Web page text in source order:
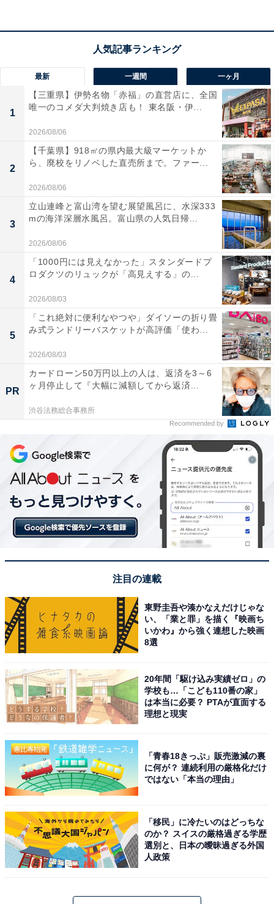
老舗ブランドのエースならではの堅牢なボディは、上品
なアイボリーのカラーリングとクラシカルなリブデザイ
ン。普段の旅行やビジネス出張をよりスマートに彩って
[エース] スーツケース フレットボードの口コミは？
[エース] スーツケース フレットボードには以下のような
口コミが寄せられています。
キャスターストッパーが本当に便利で、電車移動の
ときに手でずっと押さえ続ける必要がなくなって凄
双輪キャスターの動きが滑らかで静かなので、早朝
や夜間のアスファルトでも周囲を気にせずスムーズ
に歩けます
アイボリーの色合いがオシャレで上品なので旅行中
の気分が上がりますし、中の仕切りも使いやすくて
大満足です
移動中の快適さや優れた機能性を兼ね備えたケースを探
している人や、信頼できる国内ブランドで長く愛用した
い人には、おすすめの商品といえそうです。
【今日チェックしたい】エースの人気商品5選
エース「クレスタ」
最新 一週間 一ヶ月
1
【三重県】伊勢名物「赤福」の直営店に、全国
唯一のコメダ大判焼き店も！ 東名阪・伊...
2026/08/06
2
【千葉県】918㎡の県内最大級マーケットか
ら、廃校をリノベした直売所まで。ファー...
2026/08/06
3
立山連峰と富山湾を望む展望風呂に、水深333
mの海洋深層水風呂。富山県の人気日帰...
2026/08/06
4
「1000円には見えなかった」スタンダードプ
ロダクツのリュックが「高見えする」の...
2026/08/03
5
「これ絶対に便利なやつや」ダイソーの折り畳
み式ランドリーバスケットが高評価「使わ...
2026/08/03
PR
カードローン50万円以上の人は、返済を3～6
ヶ月停止して『大幅に減額してから返済...
渋谷法務総合事務所
Recommended by
注目の連載
東野圭吾や湊かなえだけじゃな
い、「業と罪」を描く『映画ち
いかわ』から強く連想した映画
8選
20年間「駆け込み実績ゼロ」の
学校も…「こども110番の家」
は本当に必要？ PTAが直面する
理想と現実
「青春18きっぷ」販売激減の裏
に何が？ 連続利用の厳格化だけ
ではない「本当の理由」
「移民」に冷たいのはどっちな
のか？ スイスの厳格過ぎる学歴
選別と、日本の曖昧過ぎる外国
人政策